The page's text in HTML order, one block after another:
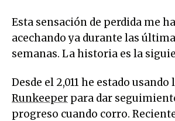
Esta sensación de perdida me
acechando ya durante las
semanas. La historia es la
Desde el 2,011 he estado
Runkeeper para dar
progreso cuando corro.